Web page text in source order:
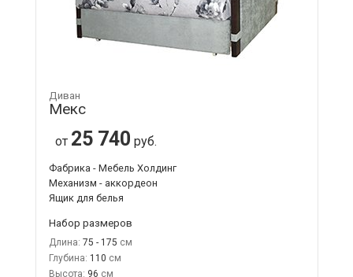
Диван
Мекс
от 25 740 руб.
Фабрика - Мебель Холдинг
Механизм - аккордеон
Ящик для белья
Набор размеров
Длина: 75 - 175
Глубина: 110
Высота: 96